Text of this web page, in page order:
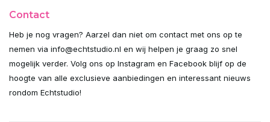
Uitverkocht
Uitverkocht
Contact
Heb je nog vragen? Aarzel dan niet om contact met ons op te
nemen via info@echtstudio.nl en wij helpen je graag zo snel
mogelijk verder. Volg ons op Instagram en Facebook blijf op de
hoogte van alle exclusieve aanbiedingen en interessant nieuws
rondom Echtstudio!